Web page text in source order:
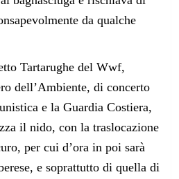
da qualche
Tartarughe del Wwf,
dell’Ambiente, di concerto
e la Guardia Costiera,
il nido, con la traslocazione
per cui d’ora in poi sarà
e soprattutto di quella di